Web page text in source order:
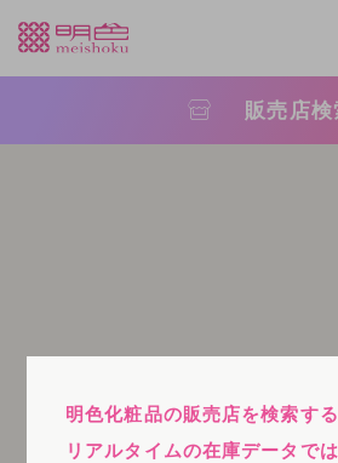
販売店検
明色化粧品の販売店を検索す
リアルタイムの在庫データで